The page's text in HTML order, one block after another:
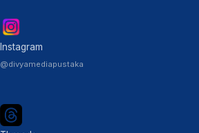
Instagram
@divyamediapustaka